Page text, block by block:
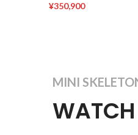
¥350,900
MINI